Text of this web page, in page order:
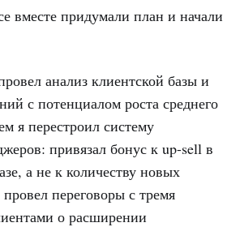
вместе придумали план и начали
анализ клиентской базы и
с потенциалом роста среднего
я перестроил систему
привязал бонус к up-sell в
а не к количеству новых
переговоры с тремя
о расширении